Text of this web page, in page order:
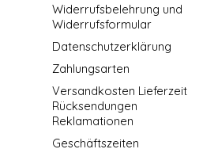
Widerrufsbelehrung und
Widerrufsformular
Datenschutzerklärung
Zahlungsarten
Versandkosten Lieferzeit
Rücksendungen
Reklamationen
Geschäftszeiten